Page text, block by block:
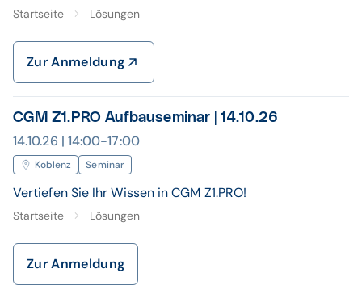
Startseite Lösungen
Zur Anmeldung
CGM Z1.PRO Aufbauseminar | 14.10.26
14.10.26 | 14:00-17:00
Koblenz Seminar
Vertiefen Sie Ihr Wissen in CGM Z1.PRO!
Startseite Lösungen
Zur Anmeldung